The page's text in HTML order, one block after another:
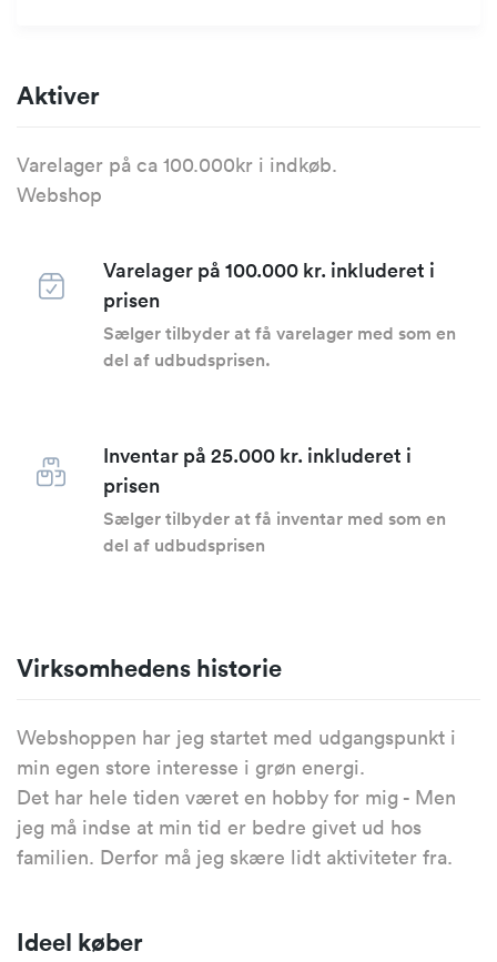
Aktiver
Varelager på ca 100.000kr i indkøb.
Webshop
Varelager på 100.000 kr. inkluderet i
prisen
Sælger tilbyder at få varelager med som en
del af udbudsprisen.
Inventar på 25.000 kr. inkluderet i
prisen
Sælger tilbyder at få inventar med som en
del af udbudsprisen
Virksomhedens historie
Webshoppen har jeg startet med udgangspunkt i
min egen store interesse i grøn energi.
Det har hele tiden været en hobby for mig - Men
jeg må indse at min tid er bedre givet ud hos
familien. Derfor må jeg skære lidt aktiviteter fra.
Ideel køber